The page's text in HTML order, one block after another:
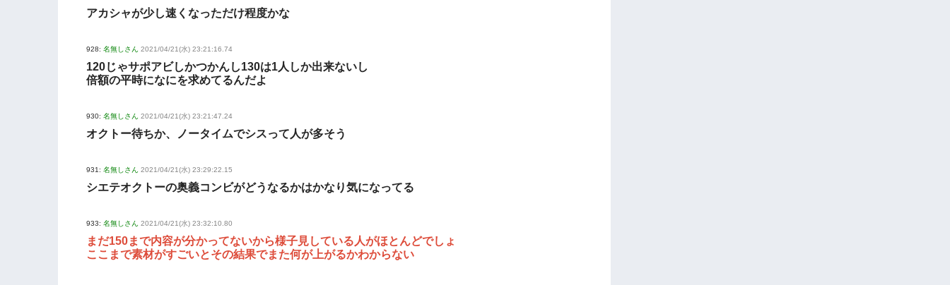
アカシャが少し速くなっただけ程度かな
928: 名無しさん 2021/04/21(水) 23:21:16.74
120じゃサポアビしかつかんし130は1人しか出来ないし
倍額の平時になにを求めてるんだよ
930: 名無しさん 2021/04/21(水) 23:21:47.24
オクトー待ちか、ノータイムでシスって人が多そう
931: 名無しさん 2021/04/21(水) 23:29:22.15
シエテオクトーの奥義コンビがどうなるかはかなり気になってる
933: 名無しさん 2021/04/21(水) 23:32:10.80
まだ150まで内容が分かってないから様子見している人がほとんどでしょ
ここまで素材がすごいとその結果でまた何が上がるかわからない